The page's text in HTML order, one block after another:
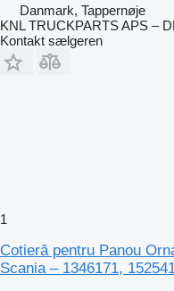
Danmark, Tappernøje
KNL TRUCKPARTS APS –
Kontakt sælgeren
1
Cotieră pentru Panou
Scania – 1346171,